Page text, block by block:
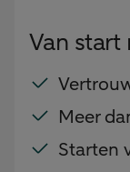
Van
Meer
Starten